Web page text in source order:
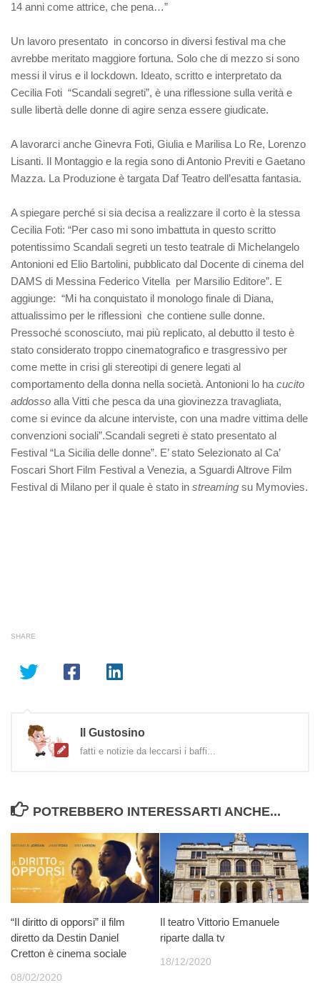
14 anni come attrice, che pena…”
Un lavoro presentato in concorso in diversi festival ma che
avrebbe meritato maggiore fortuna. Solo che di mezzo si sono
messi il virus e il lockdown. Ideato, scritto e interpretato da
Cecilia Foti “Scandali segreti”, è una riflessione sulla verità e
sulle libertà delle donne di agire senza essere giudicate.
A lavorarci anche Ginevra Foti, Giulia e Marilisa Lo Re, Lorenzo
Lisanti. Il Montaggio e la regia sono di Antonio Previti e Gaetano
Mazza. La Produzione è targata Daf Teatro dell’esatta fantasia.
A spiegare perché si sia decisa a realizzare il corto è la stessa
Cecilia Foti: “Per caso mi sono imbattuta in questo scritto
potentissimo Scandali segreti un testo teatrale di Michelangelo
Antonioni ed Elio Bartolini, pubblicato dal Docente di cinema del
DAMS di Messina Federico Vitella per Marsilio Editore”. E
aggiunge: “Mi ha conquistato il monologo finale di Diana,
attualissimo per le riflessioni che contiene sulle donne.
Pressoché sconosciuto, mai più replicato, al debutto il testo è
stato considerato troppo cinematografico e trasgressivo per
come mette in crisi gli stereotipi di genere legati al
comportamento della donna nella società. Antonioni lo ha cucito
addosso alla Vitti che pesca da una giovinezza travagliata,
come si evince da alcune interviste, con una madre vittima delle
convenzioni sociali”.Scandali segreti è stato presentato al
Festival “La Sicilia delle donne”. E’ stato Selezionato al Ca’
Foscari Short Film Festival a Venezia, a Sguardi Altrove Film
Festival di Milano per il quale è stato in streaming su Mymovies.
SHARE
Il Gustosino
fatti e notizie da leccarsi i baffi...
POTREBBERO INTERESSARTI ANCHE...
“Il diritto di opporsi” il film
diretto da Destin Daniel
Cretton è cinema sociale
08/02/2020
Il teatro Vittorio Emanuele
riparte dalla tv
18/12/2020